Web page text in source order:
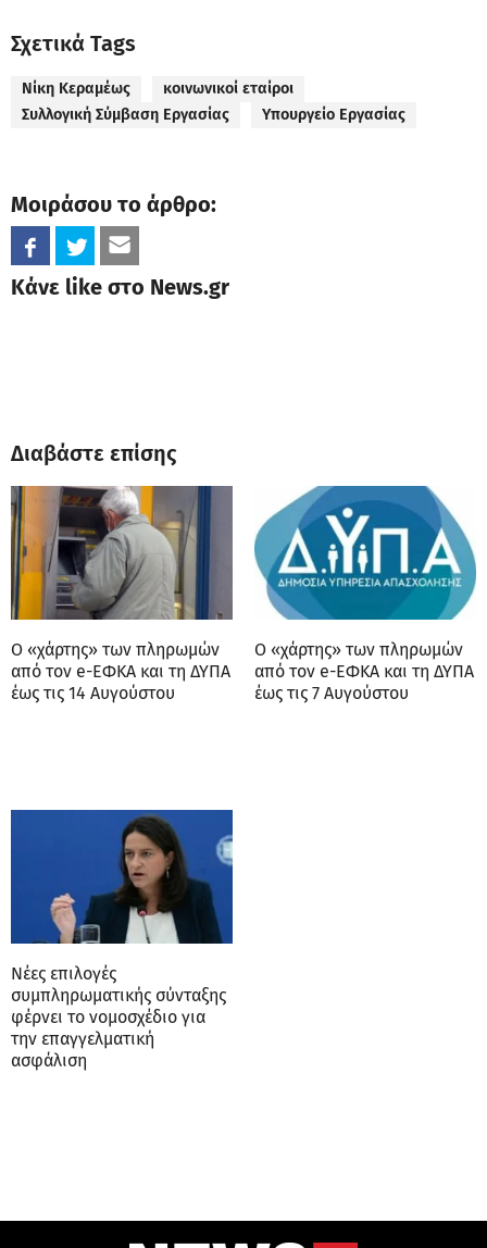
Σχετικά Tags
Νίκη Κεραμέως
κοινωνικοί εταίροι
Συλλογική Σύμβαση Εργασίας
Υπουργείο Εργασίας
Μοιράσου το άρθρο:
Κάνε like στο News.gr
Διαβάστε επίσης
Ο «χάρτης» των πληρωμών
από τον e-ΕΦΚΑ και τη ΔΥΠΑ
έως τις 14 Αυγούστου
Ο «χάρτης» των πληρωμών
από τον e-ΕΦΚΑ και τη ΔΥΠΑ
έως τις 7 Αυγούστου
Νέες επιλογές
συμπληρωματικής σύνταξης
φέρνει το νομοσχέδιο για
την επαγγελματική
ασφάλιση